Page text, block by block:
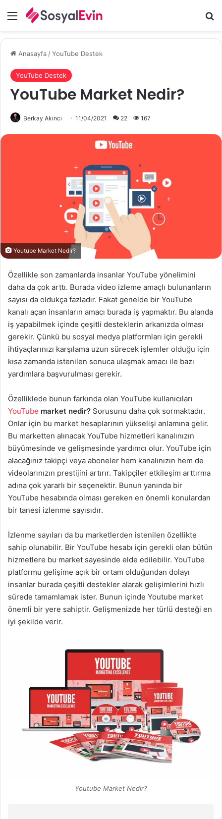
Menü
Anasayfa /YouTube Destek
YouTube Destek
YouTube Market Nedir?
Berkay Akıncı 11/04/2021 22 167
Youtube Market Nedir?
Özellikle son zamanlarda insanlar YouTube yönelimini
daha da çok arttı. Burada video izleme amaçlı bulunanların
sayısı da oldukça fazladır. Fakat genelde bir YouTube
kanalı açan insanların amacı burada iş yapmaktır. Bu alanda
iş yapabilmek içinde çeşitli desteklerin arkanızda olması
gerekir. Çünkü bu sosyal medya platformları için gerekli
ihtiyaçlarınızı karşılama uzun sürecek işlemler olduğu için
kısa zamanda istenilen sonuca ulaşmak amacı ile bazı
yardımlara başvurulması gerekir.
Özelliklede bunun farkında olan YouTube kullanıcıları
YouTube market nedir? Sorusunu daha çok sormaktadır.
Onlar için bu market hesaplarının yükselişi anlamına gelir.
Bu marketten alınacak YouTube hizmetleri kanalınızın
büyümesinde ve gelişmesinde yardımcı olur. YouTube için
alacağınız takipçi veya aboneler hem kanalınızın hem de
videolarınızın prestijini artırır. Takipçiler etkileşim arttırma
adına çok yararlı bir seçenektir. Bunun yanında bir
YouTube hesabında olması gereken en önemli konulardan
bir tanesi izlenme sayısıdır.
İzlenme sayıları da bu marketlerden istenilen özellikte
sahip olunabilir. Bir YouTube hesabı için gerekli olan bütün
hizmetlere bu market sayesinde elde edilebilir. YouTube
platformu gelişime açık bir ortam olduğundan dolayı
insanlar burada çeşitli destekler alarak gelişimlerini hızlı
sürede tamamlamak ister. Bunun içinde Youtube market
önemli bir yere sahiptir. Gelişmenizde her türlü desteği en
iyi şekilde verir.
Youtube Market Nedir?